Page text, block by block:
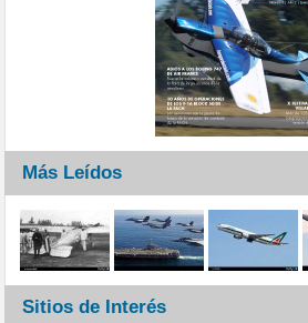
Más Leídos
Sitios de Interés